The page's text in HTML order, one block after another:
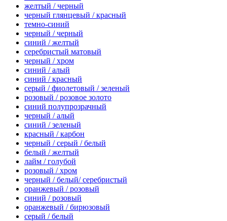
желтый / черный
черный глянцевый / красный
темно-синий
черный / черный
синий / желтый
серебристый матовый
черный / хром
синий / алый
синий / красный
серый / фиолетовый / зеленый
розовый / розовое золото
синий полупрозрачный
черный / алый
синий / зеленый
красный / карбон
черный / серый / белый
белый / желтый
лайм / голубой
розовый / хром
черный / белый/ серебристый
оранжевый / розовый
синий / розовый
оранжевый / бирюзовый
серый / белый